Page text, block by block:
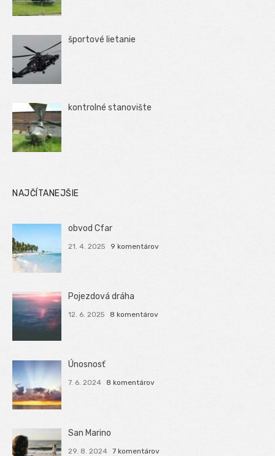
športové lietanie
kontrolné stanovište
NAJČÍTANEJŠIE
obvod Cfar
21. 4. 2025 9 komentárov
Pojezdová dráha
12. 6. 2025 8 komentárov
Únosnosť
7. 6. 2024 8 komentárov
San Marino
29. 8. 2024 7 komentárov